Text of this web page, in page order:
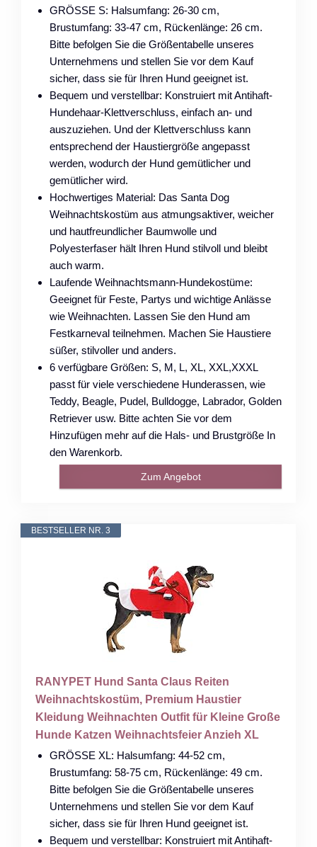
GRÖSSE S: Halsumfang: 26-30 cm,
Brustumfang: 33-47 cm, Rückenlänge: 26 cm.
Bitte befolgen Sie die Größentabelle unseres
Unternehmens und stellen Sie vor dem Kauf
sicher, dass sie für Ihren Hund geeignet ist.
Bequem und verstellbar: Konstruiert mit Antihaft-
Hundehaar-Klettverschluss, einfach an- und
auszuziehen. Und der Klettverschluss kann
entsprechend der Haustiergröße angepasst
werden, wodurch der Hund gemütlicher und
gemütlicher wird.
Hochwertiges Material: Das Santa Dog
Weihnachtskostüm aus atmungsaktiver, weicher
und hautfreundlicher Baumwolle und
Polyesterfaser hält Ihren Hund stilvoll und bleibt
auch warm.
Laufende Weihnachtsmann-Hundekostüme:
Geeignet für Feste, Partys und wichtige Anlässe
wie Weihnachten. Lassen Sie den Hund am
Festkarneval teilnehmen. Machen Sie Haustiere
süßer, stilvoller und anders.
6 verfügbare Größen: S, M, L, XL, XXL,XXXL
passt für viele verschiedene Hunderassen, wie
Teddy, Beagle, Pudel, Bulldogge, Labrador, Golden
Retriever usw. Bitte achten Sie vor dem
Hinzufügen mehr auf die Hals- und Brustgröße In
den Warenkorb.
Zum Angebot
BESTSELLER NR. 3
RANYPET Hund Santa Claus Reiten
Weihnachtskostüm, Premium Haustier
Kleidung Weihnachten Outfit für Kleine Große
Hunde Katzen Weihnachtsfeier Anzieh XL
GRÖSSE XL: Halsumfang: 44-52 cm,
Brustumfang: 58-75 cm, Rückenlänge: 49 cm.
Bitte befolgen Sie die Größentabelle unseres
Unternehmens und stellen Sie vor dem Kauf
sicher, dass sie für Ihren Hund geeignet ist.
Bequem und verstellbar: Konstruiert mit Antihaft-